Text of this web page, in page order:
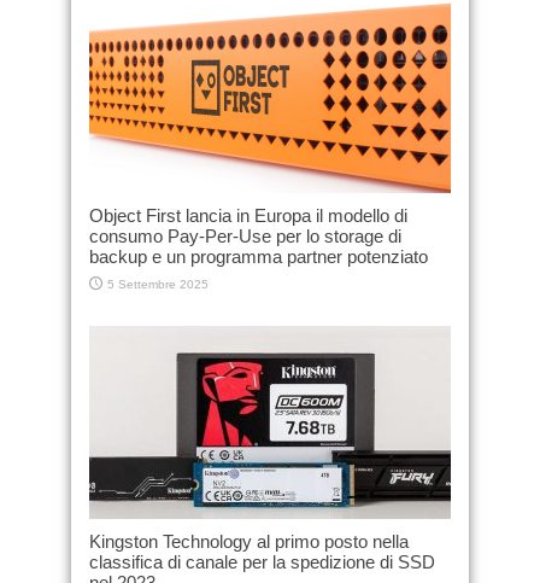
Object First lancia in Europa il modello di
consumo Pay-Per-Use per lo storage di
backup e un programma partner potenziato
5 Settembre 2025
Kingston Technology al primo posto nella
classifica di canale per la spedizione di SSD